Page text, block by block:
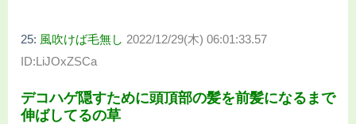
25: 風吹けば毛無し 2022/12/29(木) 06:01:33.57
ID:LiJOxZSCa
デコハゲ隠すために頭頂部の髪を前髪になるまで
伸ばしてるの草